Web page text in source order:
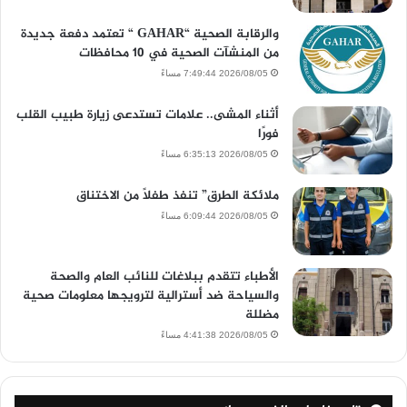
والرقابة الصحية “GAHAR “ تعتمد دفعة جديدة
من المنشآت الصحية في 10 محافظات
2026/08/05 7:49:44 مساءً
أثناء المشى.. علامات تستدعى زيارة طبيب القلب
فورًا
2026/08/05 6:35:13 مساءً
ملائكة الطرق” تنفذ طفلاً من الاختناق
2026/08/05 6:09:44 مساءً
الأطباء تتقدم ببلاغات للنائب العام والصحة
والسياحة ضد أسترالية لترويجها معلومات صحية
مضللة
2026/08/05 4:41:38 مساءً